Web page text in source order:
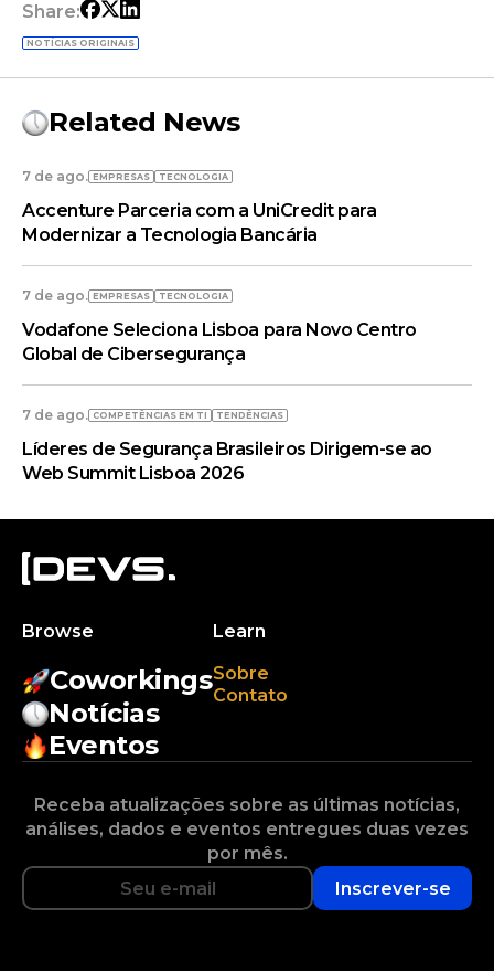
Share:
NOTÍCIAS ORIGINAIS
Related News
7 de ago. EMPRESAS TECNOLOGIA
Accenture Parceria com a UniCredit para
Modernizar a Tecnologia Bancária
7 de ago. EMPRESAS TECNOLOGIA
Vodafone Seleciona Lisboa para Novo Centro
Global de Cibersegurança
7 de ago. COMPETÊNCIAS EM TI TENDÊNCIAS
Líderes de Segurança Brasileiros Dirigem-se ao
Web Summit Lisboa 2026
Browse
Coworkings
Notícias
Eventos
Learn
Sobre
Contato
Receba atualizações sobre as últimas notícias,
análises, dados e eventos entregues duas vezes
por mês.
Inscrever-se